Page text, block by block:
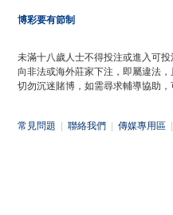
博彩要有節制
未滿十八歲人士不得投注或進入可投
向非法或海外莊家下注，即屬違法，
切勿沉迷賭博，如需尋求輔導協助
常見問題 聯絡我們 傳媒專用區